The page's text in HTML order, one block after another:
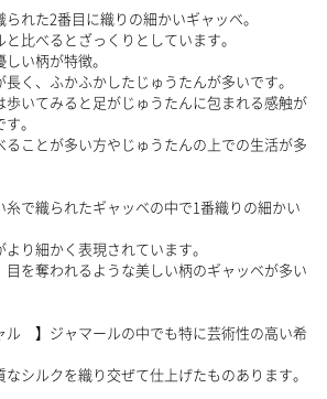
れた2番目に織りの細かいギャッベ。
比べるとざっくりとしています。
い柄が特徴。
く、ふかふかしたじゅうたんが多いです。
歩いてみると足がじゅうたんに包まれる感触が
。
ることが多い方やじゅうたんの上での生活が多
で織られたギャッベの中で1番織りの細かい
り細かく表現されています。
目を奪われるような美しい柄のギャッベが多い
ル 】ジャマールの中でも特に芸術性の高い希
シルクを織り交ぜて仕上げたものあります。